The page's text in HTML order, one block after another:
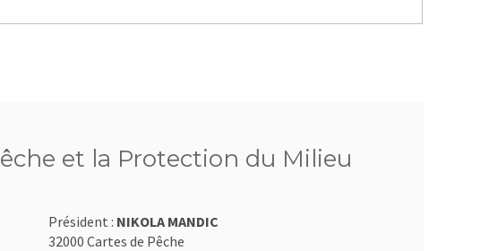
et la Protection du Milieu
Président : NIKOLA MANDIC
32000 Cartes de Pêche